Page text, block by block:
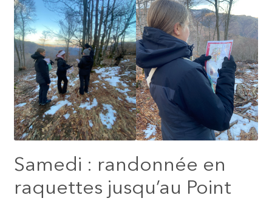
Samedi : randonnée en
raquettes jusqu’au Point